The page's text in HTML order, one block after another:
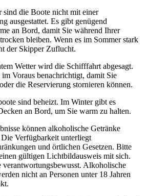
sind die Boote nicht mit einer
ausgestattet. Es gibt genügend
an Bord, damit Sie während Ihrer
bleiben. Wenn es im Sommer stark
der Skipper Zuflucht.
Wetter wird die Schifffahrt abgesagt.
im Voraus benachrichtigt, damit Sie
die Reservierung stornieren können.
sind beheizt. Im Winter gibt es
an Bord, um Sie warm zu halten.
können alkoholische Getränke
Verfügbarkeit unterliegt
und örtlichen Gesetzen. Bitte
gültigen Lichtbildausweis mit sich.
verantwortungsbewusst. Alkoholische
nicht an Personen unter 18 Jahren